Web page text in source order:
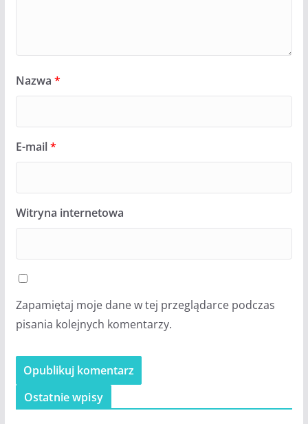
Nazwa *
E-mail*
Witryna internetowa
Zapamiętaj moje dane w tej przeglądarce podczas
pisania kolejnych komentarzy.
Ostatnie wpisy